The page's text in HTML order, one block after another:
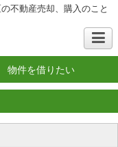
不動産売却、購入のこと
物件を借りたい